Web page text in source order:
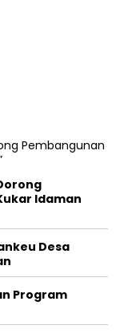
Idaman
Desa
Program